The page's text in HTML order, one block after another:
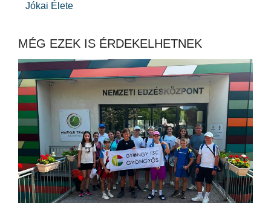
Jókai Élete
MÉG EZEK IS ÉRDEKELHETNEK